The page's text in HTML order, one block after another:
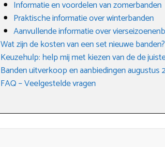
Informatie en voordelen van zomerbanden
Praktische informatie over winterbanden
Aanvullende informatie over
Wat zijn de kosten van een set nieuwe banden?
Keuzehulp: help mij met kiezen van de de
Banden uitverkoop en aanbiedingen augustus
FAQ – Veelgestelde vragen